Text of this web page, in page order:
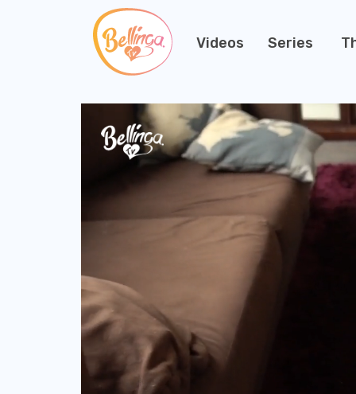
Videos Series